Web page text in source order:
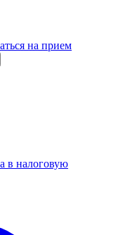
на прием
в налоговую